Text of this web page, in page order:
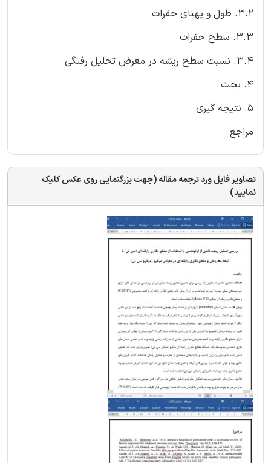
3.2. طول و پهنای حفرات
3.3. سطح حفرات
3.4. نسبت سطح ریشه در معرض تحلیل رفتگی
4. بحث
5. نتیجه گیری
مراجع
تصاویر فایل ورد ترجمه مقاله (جهت بزرگنمایی روی عکس کلیک
نمایید)